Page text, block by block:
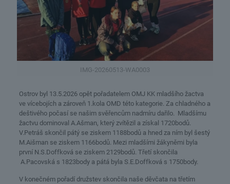
IMG-20260513-WA0003
Ostrov byl 13.5.2026 opět pořadatelem OMJ KK mladšího žactva
ve vícebojích a zároveň 1.kola OMD této kategorie. Za chladného a
deštivého počasí se našim svěřencům nadmíru dařilo. Mladšímu
žactvu dominoval A.Ašman, který zvítězil a získal 1720bodů.
V.Petráš skončil pátý se ziskem 1188bodů a hned za ním byl šestý
M.Aišman se ziskem 1166bodů. Mezi mladšími žákyněmi byla
první N.S.Doffková se ziskem 2129bodů. Třetí skončila
A.Pacovská s 1823body a pátá byla S.E.Doffková s 1750body.
V konečném pořadí družstev skončila naše děvčata na třetím